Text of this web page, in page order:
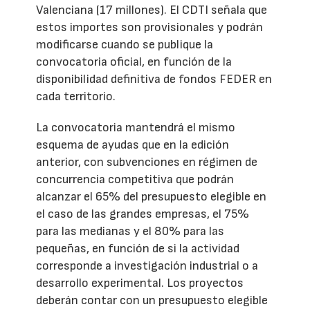
Valenciana (17 millones). El CDTI señala que
estos importes son provisionales y podrán
modificarse cuando se publique la
convocatoria oficial, en función de la
disponibilidad definitiva de fondos FEDER en
cada territorio.
La convocatoria mantendrá el mismo
esquema de ayudas que en la edición
anterior, con subvenciones en régimen de
concurrencia competitiva que podrán
alcanzar el 65% del presupuesto elegible en
el caso de las grandes empresas, el 75%
para las medianas y el 80% para las
pequeñas, en función de si la actividad
corresponde a investigación industrial o a
desarrollo experimental. Los proyectos
deberán contar con un presupuesto elegible